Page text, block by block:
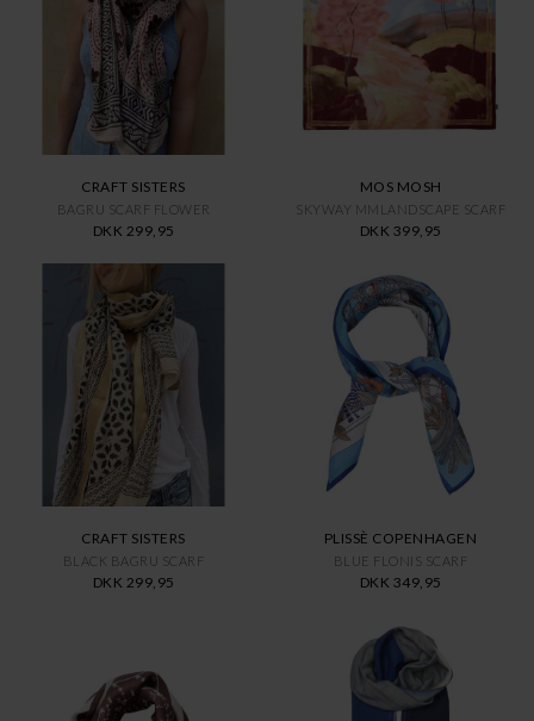
CRAFT SISTERS
BAGRU SCARF FLOWER
DKK 299,95
MOS MOSH
SKYWAY MMLANDSCAPE SCARF
DKK 399,95
CRAFT SISTERS
BLACK BAGRU SCARF
DKK 299,95
PLISSÈ COPENHAGEN
BLUE FLONIS SCARF
DKK 349,95